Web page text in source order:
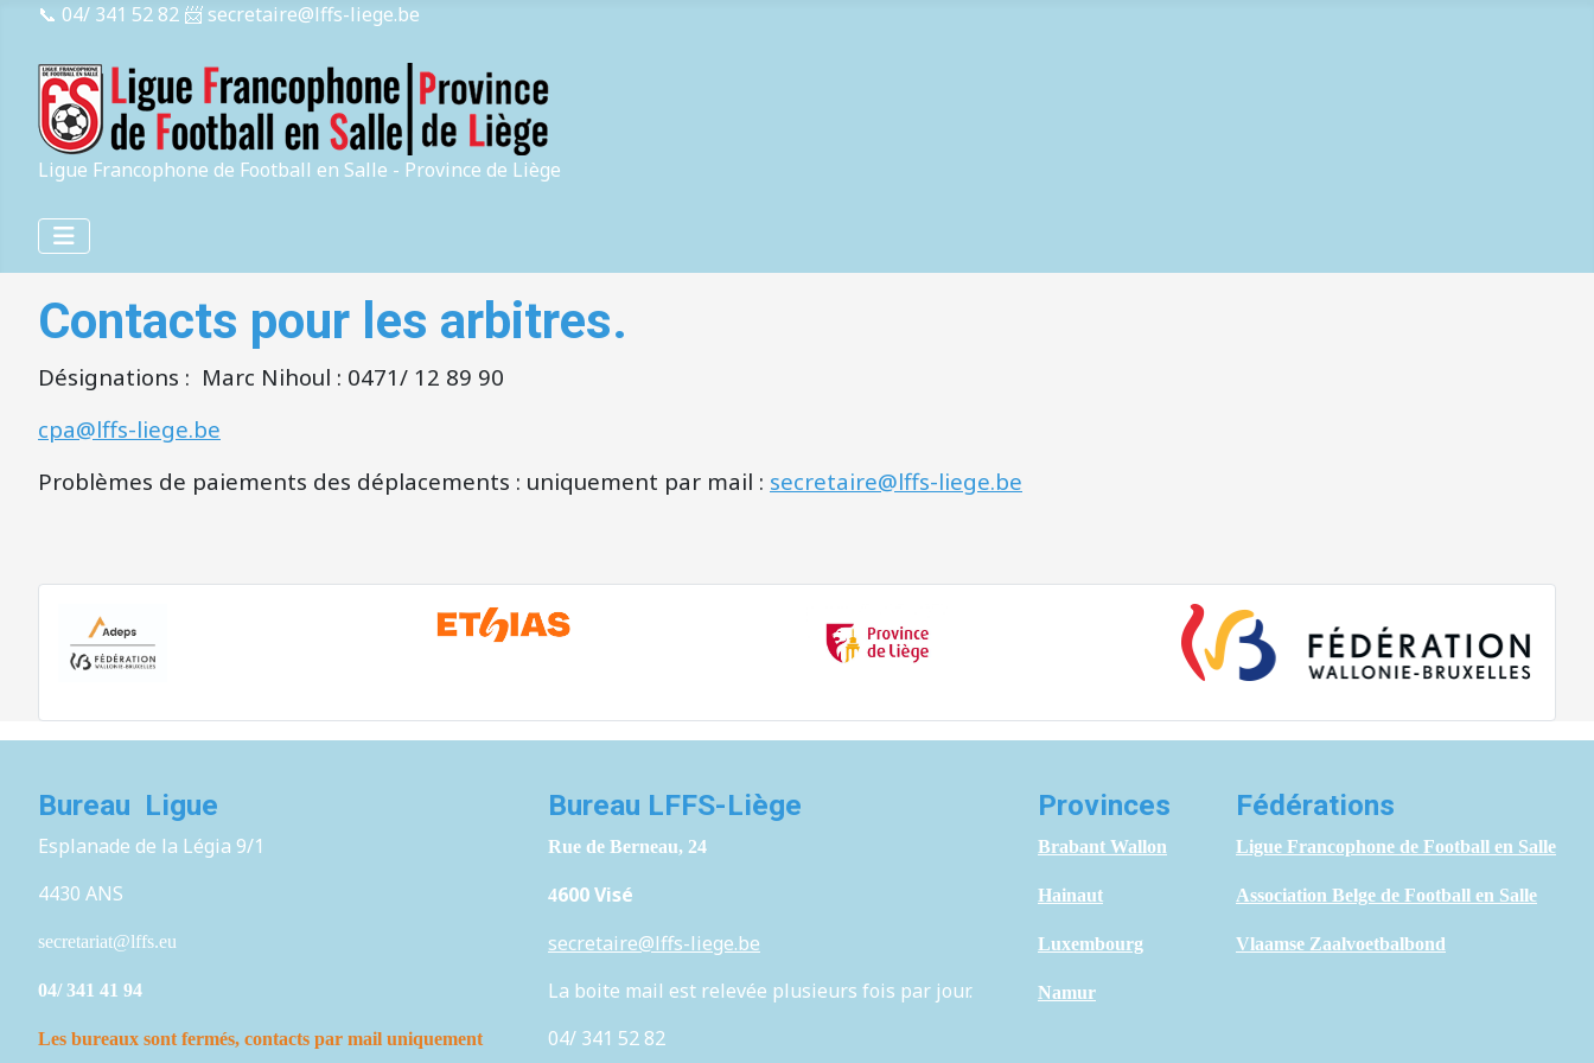
📞 04/ 341 52 82 📨 secretaire@lffs-liege.be
Ligue Francophone de Football en Salle - Province de Liège
Contacts pour les arbitres.
Désignations : Marc Nihoul : 0471/ 12 89 90
cpa@lffs-liege.be
Problèmes de paiements des déplacements : uniquement par mail : secretaire@lffs-liege.be
Bureau Ligue
Esplanade de la Légia 9/1
4430 ANS
secretariat@lffs.eu
04/ 341 41 94
Les bureaux sont fermés, contacts par mail uniquement
Bureau LFFS-Liège
Rue de Berneau, 24
4600 Visé
secretaire@lffs-liege.be
La boite mail est relevée plusieurs fois par jour.
04/ 341 52 82
Provinces
Brabant Wallon
Hainaut
Luxembourg
Namur
Fédérations
Ligue Francophone de Football en Salle
Association Belge de Football en Salle
Vlaamse Zaalvoetbalbond